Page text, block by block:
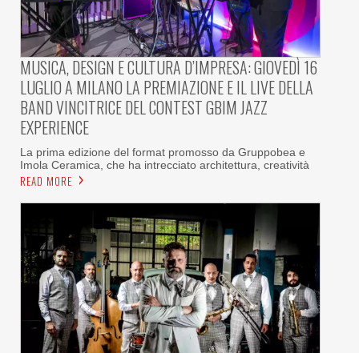
MUSICA, DESIGN E CULTURA D’IMPRESA: GIOVEDÌ 16
LUGLIO A MILANO LA PREMIAZIONE E IL LIVE DELLA
BAND VINCITRICE DEL CONTEST GBIM JAZZ
EXPERIENCE
La prima edizione del format promosso da Gruppobea e
Imola Ceramica, che ha intrecciato architettura, creatività
READ MORE